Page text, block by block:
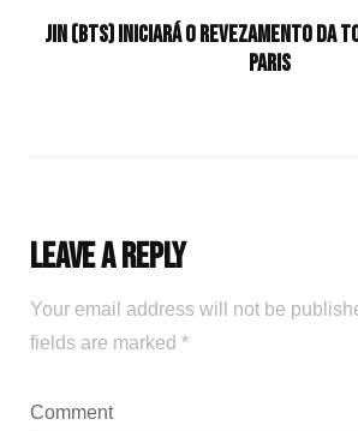
Jin (BTS) iniciará o revezamento da
Paris
Leave a Reply
Your email address will not be
fields are marked *
Comment